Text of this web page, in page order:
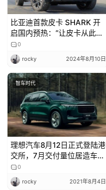
比亚迪首款皮卡 SHARK 开
启国内预热：“让皮卡从此告
别油老虎”
0
rocky 2024年8月10日
智车时代
理想汽车8月12日正式登陆港
交所，7月交付量位居造车新
势力首位
0
rocky 2021年8月4日